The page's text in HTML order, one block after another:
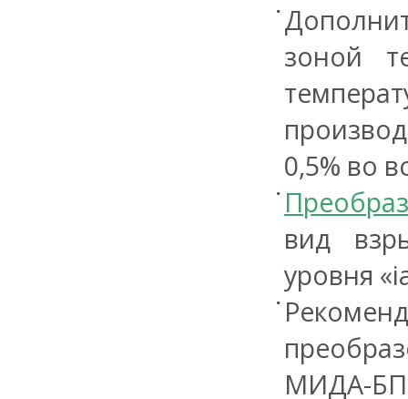
зоной
0,5% во
вид
уровня
МИДА-